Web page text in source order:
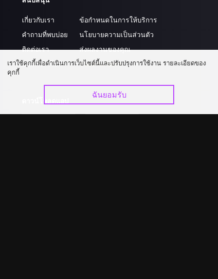
เกี่ยวกับเรา
คำถามที่พบบ่อย
ติดต่อเรา
อัปเกรด วีไอพี
ข้อกำหนดในการให้บริการ
นโยบายความเป็นส่วนตัว
ส่งผลงานของคุณ
ร่วมงานกับเรา
เราใช้คุกกี้เพื่อดำเนินการเว็บไซต์นี้และปรับปรุงการใช้งาน รายละเอียดของ
คุกกี้
ฉันยอมรับ